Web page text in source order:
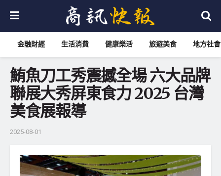
金融財經 生活消費 健康樂活 旅遊美食 地方社會
鮪魚刀工秀震撼全場 六大品牌
聯展大秀屏東食力 2025 台灣
美食展報導
2025-08-01